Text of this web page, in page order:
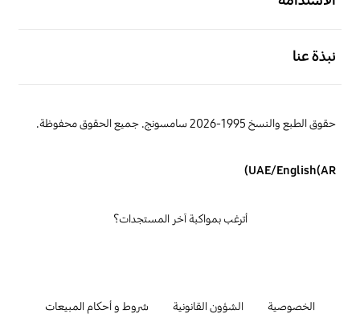
نبذة عنا
حقوق الطبع والنسخ 1995-2026 سامسونج. جميع الحقوق محفوظة.
UAE/English(AR)
الخصوصية الشؤون القانونية شروط و أحكام المبيعات
أترغب بمواكبة آخر المستجدات؟